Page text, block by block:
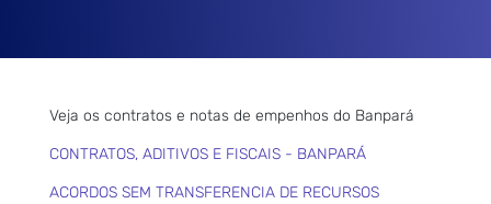
Veja os contratos e notas de empenhos do Banpará
CONTRATOS, ADITIVOS E FISCAIS - BANPARÁ
ACORDOS SEM TRANSFERENCIA DE RECURSOS